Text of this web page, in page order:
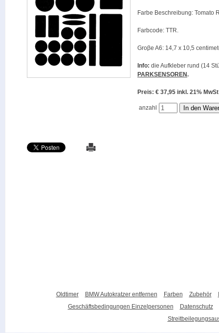
Farbe Beschreibung: Tomato
Farbcode: TTR.
Groβe A6: 14,7 x 10,5
Info: die Aufkleber rund (14
PARKSENSOREN.
Preis: € 37,95 inkl. 21%
anzahl
Oldtimer BMW Autokratzer entfernen Farben Zubehör
Geschäftsbedingungen Einzelpersonen
Datenschutz